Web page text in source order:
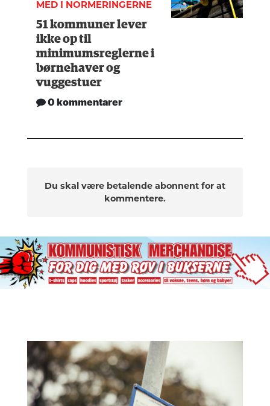
MED I NORMERINGERNE
51 kommuner lever
ikke op til
minimumsreglerne i
børnehaver og
vuggestuer
0 kommentarer
Du skal være betalende abonnent for at
kommentere.